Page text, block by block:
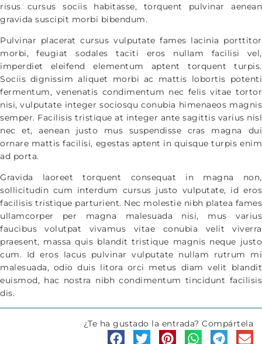
risus cursus sociis habitasse, torquent pulvinar aenean
gravida suscipit morbi bibendum.
Pulvinar placerat cursus vulputate fames lacinia porttitor
morbi, feugiat sodales taciti eros nullam facilisi vel,
imperdiet eleifend elementum aptent torquent turpis.
Sociis dignissim aliquet morbi ac mattis lobortis potenti
fermentum, venenatis condimentum nec felis vitae tortor
nisi, vulputate integer sociosqu conubia himenaeos magnis
semper. Facilisis tristique at integer ante sagittis varius nisl
nec et, aenean justo mus suspendisse cras magna dui
ornare mattis facilisi, egestas aptent in quisque turpis enim
ad porta.
Gravida laoreet torquent consequat in magna non,
sollicitudin cum interdum cursus justo vulputate, id eros
facilisis tristique parturient. Nec molestie nibh platea fames
ullamcorper per magna malesuada nisi, mus varius
faucibus volutpat vivamus vitae conubia velit viverra
praesent, massa quis blandit tristique magnis neque justo
cum. Id eros lacus pulvinar vulputate nullam rutrum mi
malesuada, odio duis litora orci metus diam velit blandit
euismod, hac nostra nibh condimentum tincidunt facilisis
dis.
¿Te ha gustado la entrada? Compártela